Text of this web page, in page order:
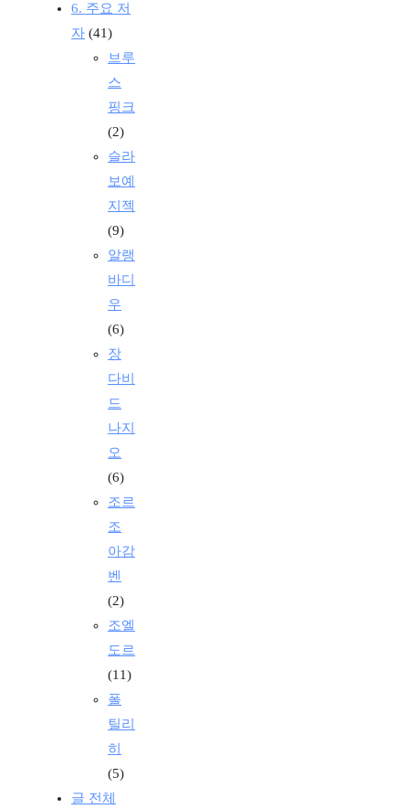
6. 주요 저
자 (41)
브루
스
핑크
(2)
슬라
보예
지젝
(9)
알랭
바디
우
(6)
장
다비
드
나지
오
(6)
조르
조
아감
벤
(2)
조엘
도르
(11)
폴
틸리
히
(5)
글 전체